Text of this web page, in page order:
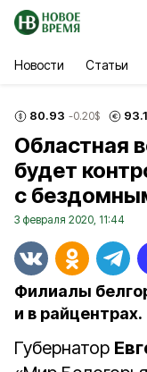
Новости Статьи
80.93 -0.20$
Областная
будет
с
3 февраля 2020, 11:44
Филиалы
и в райцентрах.
Губернатор